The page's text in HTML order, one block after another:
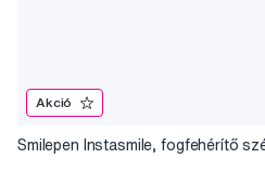
Akció
Smilepen Instasmile, fogfehérítő